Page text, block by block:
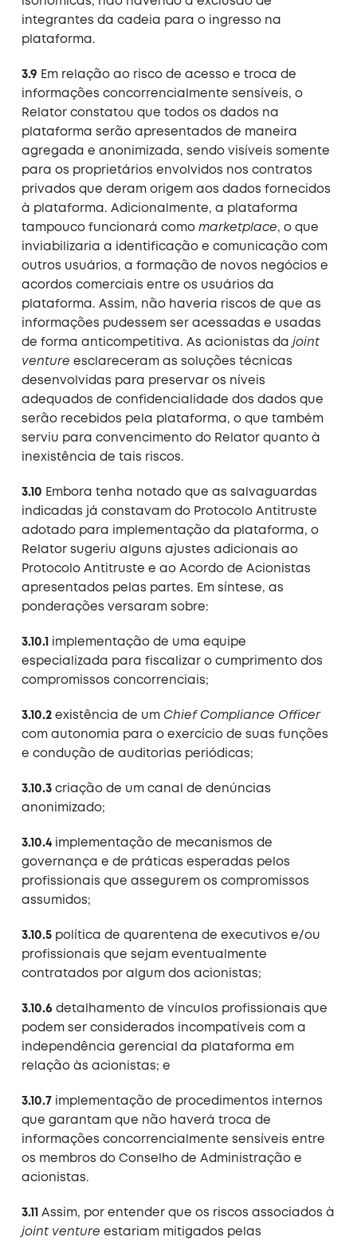
integrantes da cadeia para o ingresso na
plataforma.
3.9 Em relação ao risco de acesso e troca de
informações concorrencialmente sensíveis, o
Relator constatou que todos os dados na
plataforma serão apresentados de maneira
agregada e anonimizada, sendo visíveis somente
para os proprietários envolvidos nos contratos
privados que deram origem aos dados fornecidos
à plataforma. Adicionalmente, a plataforma
tampouco funcionará como marketplace, o que
inviabilizaria a identificação e comunicação com
outros usuários, a formação de novos negócios e
acordos comerciais entre os usuários da
plataforma. Assim, não haveria riscos de que as
informações pudessem ser acessadas e usadas
de forma anticompetitiva. As acionistas da joint
venture esclareceram as soluções técnicas
desenvolvidas para preservar os níveis
adequados de confidencialidade dos dados que
serão recebidos pela plataforma, o que também
serviu para convencimento do Relator quanto à
inexistência de tais riscos.
3.10 Embora tenha notado que as salvaguardas
indicadas já constavam do Protocolo Antitruste
adotado para implementação da plataforma, o
Relator sugeriu alguns ajustes adicionais ao
Protocolo Antitruste e ao Acordo de Acionistas
apresentados pelas partes. Em síntese, as
ponderações versaram sobre:
3.10.1
implementação de uma equipe
especializada para fiscalizar o cumprimento dos
compromissos concorrenciais;
3.10.2existência de um Chief Compliance Officer
com autonomia para o exercício de suas funções
e condução de auditorias periódicas;
3.10.3criação de um canal de denúncias
anonimizado;
3.10.4implementação de mecanismos de
governança e de práticas esperadas pelos
profissionais que assegurem os compromissos
assumidos;
3.10.5política de quarentena de executivos e/ou
profissionais que sejam eventualmente
contratados por algum dos acionistas;
3.10.6detalhamento de vínculos profissionais que
podem ser considerados incompatíveis com a
independência gerencial da plataforma em
relação às acionistas; e
3.10.7
implementação de procedimentos internos
que garantam que não haverá troca de
informações concorrencialmente sensíveis entre
os membros do Conselho de Administração e
acionistas.
3.11 Assim, por entender que os riscos associados à
joint venture estariam mitigados pelas